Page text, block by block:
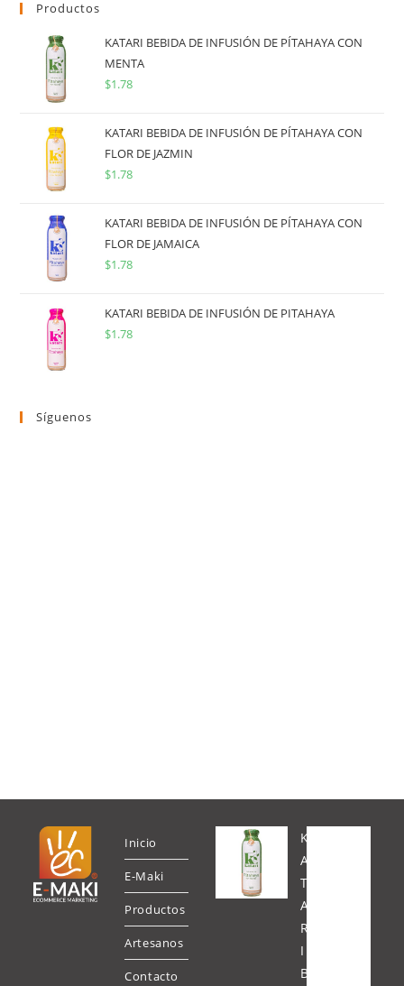
Productos
KATARI BEBIDA DE INFUSIÓN DE PÍTAHAYA CON
MENTA
$1.78
KATARI BEBIDA DE INFUSIÓN DE PÍTAHAYA CON
FLOR DE JAZMIN
$1.78
KATARI BEBIDA DE INFUSIÓN DE PÍTAHAYA CON
FLOR DE JAMAICA
$1.78
KATARI BEBIDA DE INFUSIÓN DE PITAHAYA
$1.78
Síguenos
Inicio
E-Maki
Productos
Artesanos
Contacto
K
A
T
A
R
I
B